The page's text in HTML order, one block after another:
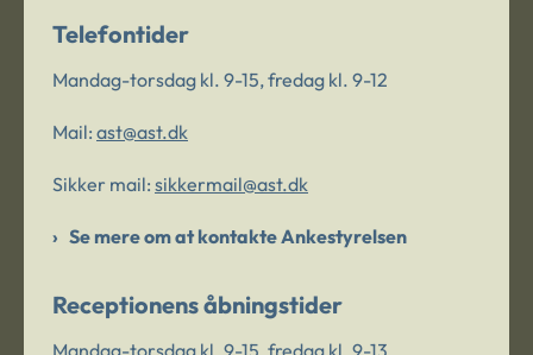
Telefontider
Mandag-torsdag kl. 9-15, fredag kl. 9-12
Mail: ast@ast.dk
Sikker mail: sikkermail@ast.dk
Se mere om at kontakte Ankestyrelsen
Receptionens åbningstider